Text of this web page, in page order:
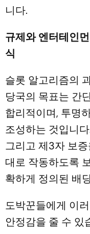
니다.
규제와 엔터테인
식
슬롯 알고리즘의
당국의 목표는 간
합리적이며, 투명
조성하는 것입니
그리고 제3자 보
대로 작동하도록
확하게 정의된 배
도박꾼들에게 이
안정감을 줄 수 있